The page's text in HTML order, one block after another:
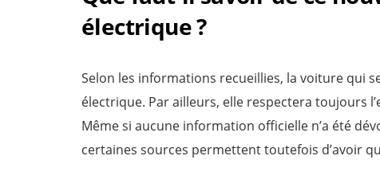
électrique ?
Selon les informations recueillies, la voiture qui
électrique. Par ailleurs, elle respectera toujours
Même si aucune information officielle n’a été
certaines sources permettent toutefois d’avoir